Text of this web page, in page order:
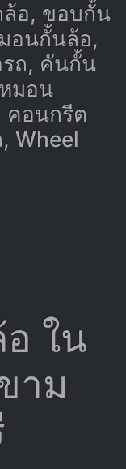
ล้อ, ขอบกั้น
อนกั้นล้อ,
ถ, คันกั้น
มอน
อนกรีต
Wheel
ใน
าม